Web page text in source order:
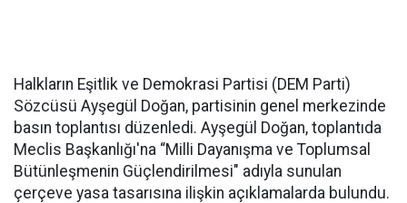
Halkların Eşitlik ve Demokrasi Partisi (DEM Parti)
Sözcüsü Ayşegül Doğan, partisinin genel merkezinde
basın toplantısı düzenledi. Ayşegül Doğan, toplantıda
Meclis Başkanlığı'na “Milli Dayanışma ve Toplumsal
Bütünleşmenin Güçlendirilmesi" adıyla sunulan
çerçeve yasa tasarısına ilişkin açıklamalarda bulundu.